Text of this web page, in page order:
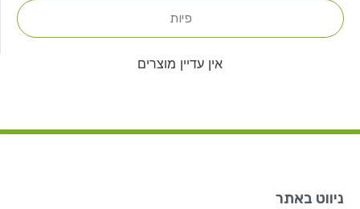
פיות
אין עדיין מוצרים
ניווט באתר